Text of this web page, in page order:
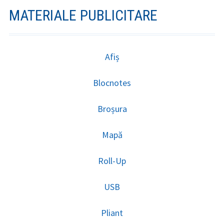
MATERIALE PUBLICITARE
Afiș
Blocnotes
Broșura
Mapă
Roll-Up
USB
Pliant